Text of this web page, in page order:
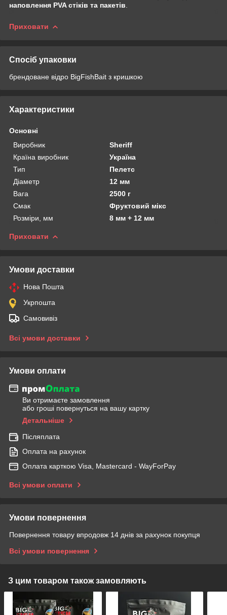
наповлення PVA стіків та пакетів
Приховати
Спосіб упаковки
брендоване відро BigFishBait з кришкою
Характеристики
Основні
Виробник
Sheriff
Країна виробник
Україна
Тип
Пелетс
Діаметр
12 мм
Вага
2500 г
Смак
Фруктовий мікс
Розміри, мм
8 мм + 12 мм
Приховати
Умови доставки
Нова Пошта
Укрпошта
Самовивіз
Всі умови доставки
Умови оплати
Ви отримаєте замовлення
або гроші повернуться на вашу картку
Детальніше
Післяплата
Оплата на рахунок
Оплата карткою Visa, Mastercard - WayForPay
Всі умови оплати
Умови повернення
Повернення товару впродовж 14 днів за рахунок покупця
Всі умови повернення
З цим товаром також замовляють